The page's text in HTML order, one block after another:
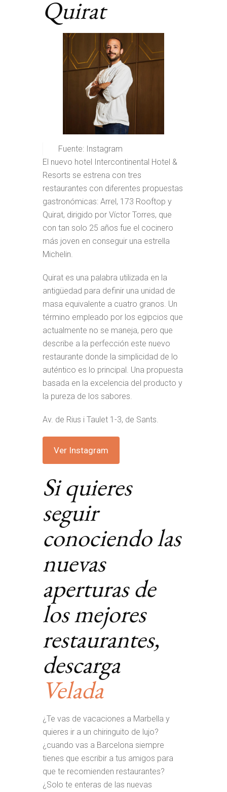
Quirat
Fuente: Instagram
El nuevo hotel Intercontinental Hotel &
Resorts se estrena con tres
restaurantes con diferentes propuestas
gastronómicas: Arrel, 173 Rooftop y
Quirat, dirigido por Víctor Torres, que
con tan solo 25 años fue el cocinero
más joven en conseguir una estrella
Michelin.
Quirat es una palabra utilizada en la
antigüedad para definir una unidad de
masa equivalente a cuatro granos. Un
término empleado por los egipcios que
actualmente no se maneja, pero que
describe a la perfección este nuevo
restaurante donde la simplicidad de lo
auténtico es lo principal. Una propuesta
basada en la excelencia del producto y
la pureza de los sabores.
Av. de Rius i Taulet 1-3, de Sants.
Ver Instagram
Si quieres
seguir
conociendo las
nuevas
aperturas de
los mejores
restaurantes,
descarga
Velada
¿Te vas de vacaciones a Marbella y
quieres ir a un chiringuito de lujo?
¿cuando vas a Barcelona siempre
tienes que escribir a tus amigos para
que te recomienden restaurantes?
¿Solo te enteras de las nuevas